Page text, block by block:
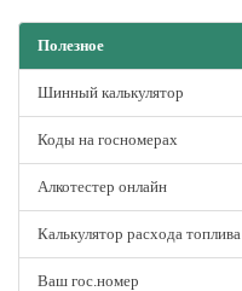
Полезное
Шинный калькулятор
Коды на госномерах
Алкотестер онлайн
Калькулятор расхода топлива
Ваш гос.номер